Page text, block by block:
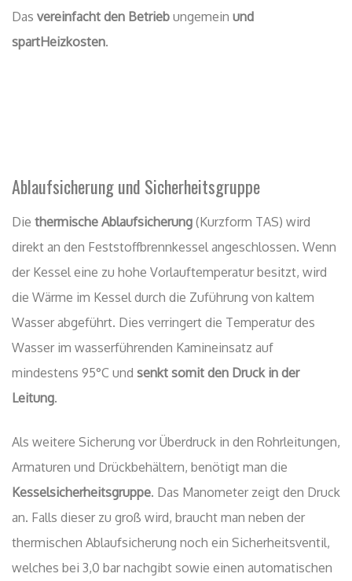
Das vereinfacht den Betrieb ungemein und
spartHeizkosten.
Ablaufsicherung und Sicherheitsgruppe
Die thermische Ablaufsicherung (Kurzform TAS) wird
direkt an den Feststoffbrennkessel angeschlossen. Wenn
der Kessel eine zu hohe Vorlauftemperatur besitzt, wird
die Wärme im Kessel durch die Zuführung von kaltem
Wasser abgeführt. Dies verringert die Temperatur des
Wasser im wasserführenden Kamineinsatz auf
mindestens 95°C und senkt somit den Druck in der
Leitung.
Als weitere Sicherung vor Überdruck in den Rohrleitungen,
Armaturen und Drückbehältern, benötigt man die
Kesselsicherheitsgruppe. Das Manometer zeigt den Druck
an. Falls dieser zu groß wird, braucht man neben der
thermischen Ablaufsicherung noch ein Sicherheitsventil,
welches bei 3,0 bar nachgibt sowie einen automatischen